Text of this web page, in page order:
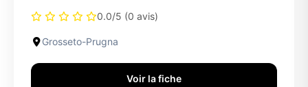
0.0/5 (0 avis)
Grosseto-Prugna
Voir la fiche